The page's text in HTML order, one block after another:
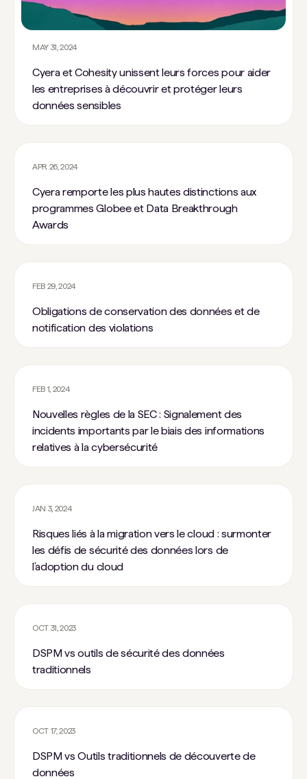
MAY 31, 2024
Cyera et Cohesity unissent leurs forces pour aider
les entreprises à découvrir et protéger leurs
données sensibles
APR 26, 2024
Cyera remporte les plus hautes distinctions aux
programmes Globee et Data Breakthrough
Awards
FEB 29, 2024
Obligations de conservation des données et de
notification des violations
FEB 1, 2024
Nouvelles règles de la SEC : Signalement des
incidents importants par le biais des informations
relatives à la cybersécurité
JAN 3, 2024
Risques liés à la migration vers le cloud : surmonter
les défis de sécurité des données lors de
l’adoption du cloud
OCT 31, 2023
DSPM vs outils de sécurité des données
traditionnels
OCT 17, 2023
DSPM vs Outils traditionnels de découverte de
données